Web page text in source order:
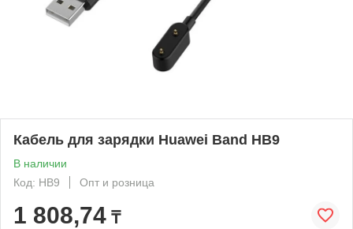
Кабель для зарядки Huawei Band HB9
В наличии
Код: HB9
Опт и розница
1 808,74 ₸